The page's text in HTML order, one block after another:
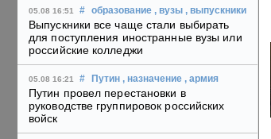
05.08 16:51 # образование , вузы , выпускники
Выпускники все чаще стали выбирать
для поступления иностранные вузы или
российские колледжи
05.08 16:21 # Путин , назначение , армия
Путин провел перестановки в
руководстве группировок российских
войск